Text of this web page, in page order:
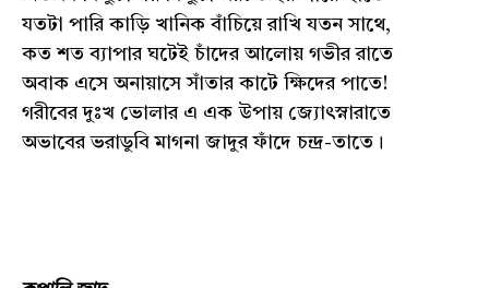
যতটা পারি কাড়ি খানিক বাঁচিয়ে রাখি যতন সাথে,
কত শত ব্যাপার ঘটেই চাঁদের আলোয় গভীর রাতে
অবাক এসে অনায়াসে সাঁতার কাটে ক্ষিদের পাতে!
গরীবের দুঃখ ভোলার এ এক উপায় জ্যোৎস্নারাতে
অভাবের ভরাডুবি মাগনা জাদুর ফাঁদে চন্দ্র-তাতে।